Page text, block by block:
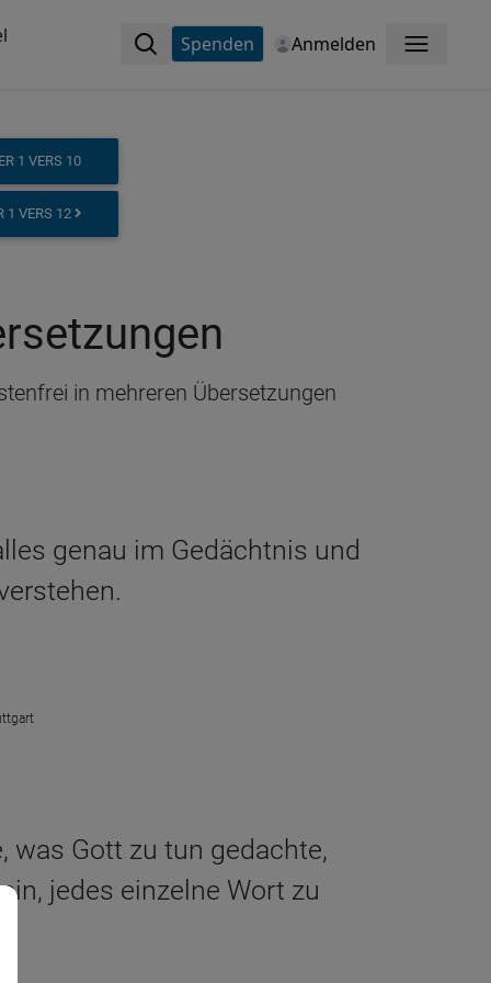
Spenden Anmelden Menü
1 VERS 10
1 VERS 12
in mehreren Übersetzungen
genau im Gedächtnis und
was Gott zu tun gedachte,
jedes einzelne Wort zu